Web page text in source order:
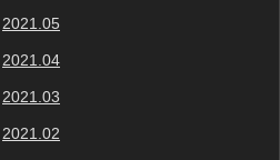
2021.05
2021.04
2021.03
2021.02